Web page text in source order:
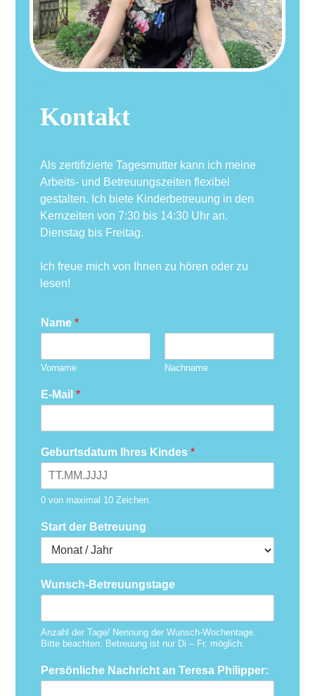
Kontakt
Als zertifizierte Tagesmutter kann ich meine
Arbeits- und Betreuungszeiten flexibel
gestalten. Ich biete Kinderbetreuung in den
Kernzeiten von 7:30 bis 14:30 Uhr an.
Dienstag bis Freitag.
Ich freue mich von Ihnen zu hören oder zu
lesen!
Name*
Vorname Nachname
E-Mail*
Geburtsdatum Ihres Kindes*
0 von maximal 10 Zeichen.
Start der Betreuung
Wunsch-Betreuungstage
Anzahl der Tage/ Nennung der Wunsch-Wochentage.
Bitte beachten: Betreuung ist nur Di – Fr. möglich.
Persönliche Nachricht an Teresa Philipper: